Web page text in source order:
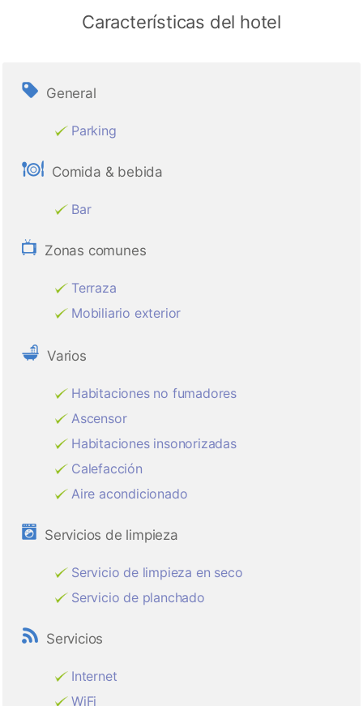
Características del hotel
General
Parking
Comida & bebida
Bar
Zonas comunes
Terraza
Mobiliario exterior
Varios
Habitaciones no fumadores
Ascensor
Habitaciones insonorizadas
Calefacción
Aire acondicionado
Servicios de limpieza
Servicio de limpieza en seco
Servicio de planchado
Servicios
Internet
WiFi